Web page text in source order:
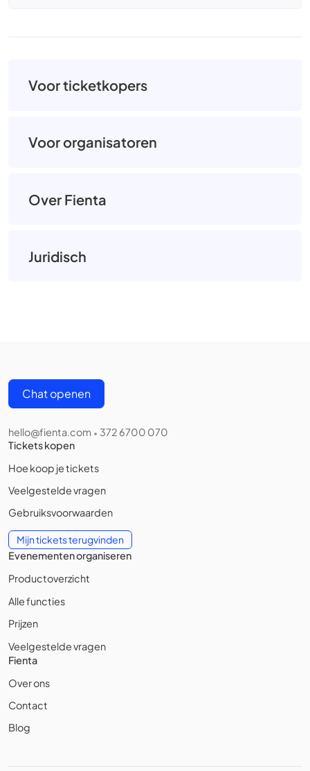
Voor ticketkopers
Voor organisatoren
Over Fienta
Juridisch
Chat openen
hello@fienta.com • 372 6700 070
Tickets kopen
Hoe koop je tickets
Veelgestelde vragen
Gebruiksvoorwaarden
Mijn tickets terugvinden
Evenementen organiseren
Productoverzicht
Alle functies
Prijzen
Veelgestelde vragen
Fienta
Over ons
Contact
Blog